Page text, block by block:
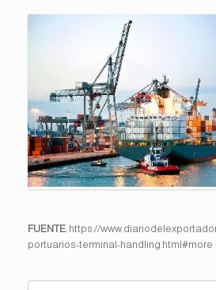
FUENTE: https://
portuarios-terminal-handling.html#more